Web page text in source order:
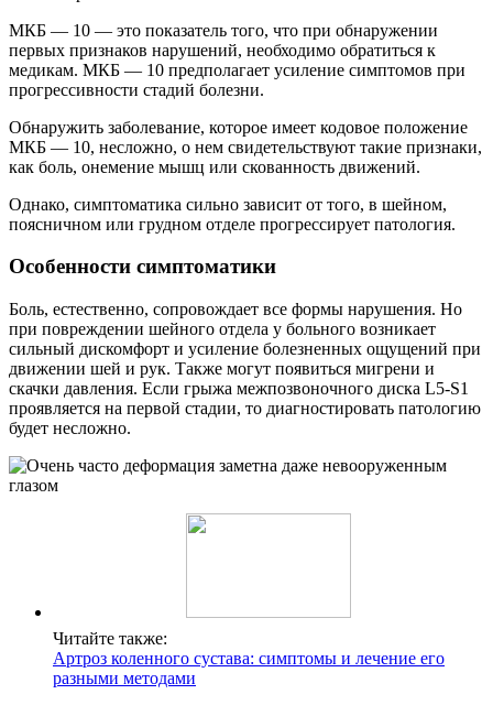
МКБ — 10 — это показатель того, что при обнаружении
первых признаков нарушений, необходимо обратиться к
медикам. МКБ — 10 предполагает усиление симптомов при
прогрессивности стадий болезни.
Обнаружить заболевание, которое имеет кодовое положение
МКБ — 10, несложно, о нем свидетельствуют такие признаки,
как боль, онемение мышц или скованность движений.
Однако, симптоматика сильно зависит от того, в шейном,
поясничном или грудном отделе прогрессирует патология.
Особенности симптоматики
Боль, естественно, сопровождает все формы нарушения. Но
при повреждении шейного отдела у больного возникает
сильный дискомфорт и усиление болезненных ощущений при
движении шей и рук. Также могут появиться мигрени и
скачки давления. Если грыжа межпозвоночного диска L5-S1
проявляется на первой стадии, то диагностировать патологию
будет несложно.
Читайте также:
Артроз коленного сустава: симптомы и лечение его
разными методами